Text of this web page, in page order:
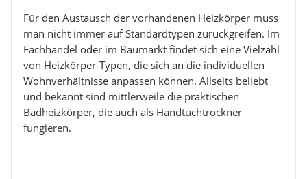
Für den Austausch der vorhandenen Heizkörper muss
man nicht immer auf Standardtypen zurückgreifen. Im
Fachhandel oder im Baumarkt findet sich eine Vielzahl
von Heizkörper-Typen, die sich an die individuellen
Wohnverhältnisse anpassen können. Allseits beliebt
und bekannt sind mittlerweile die praktischen
Badheizkörper, die auch als Handtuchtrockner
fungieren.